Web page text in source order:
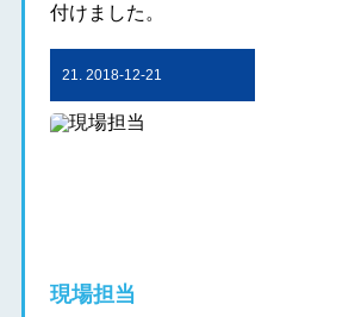
付けました。
21. 2018-12-21
現場担当